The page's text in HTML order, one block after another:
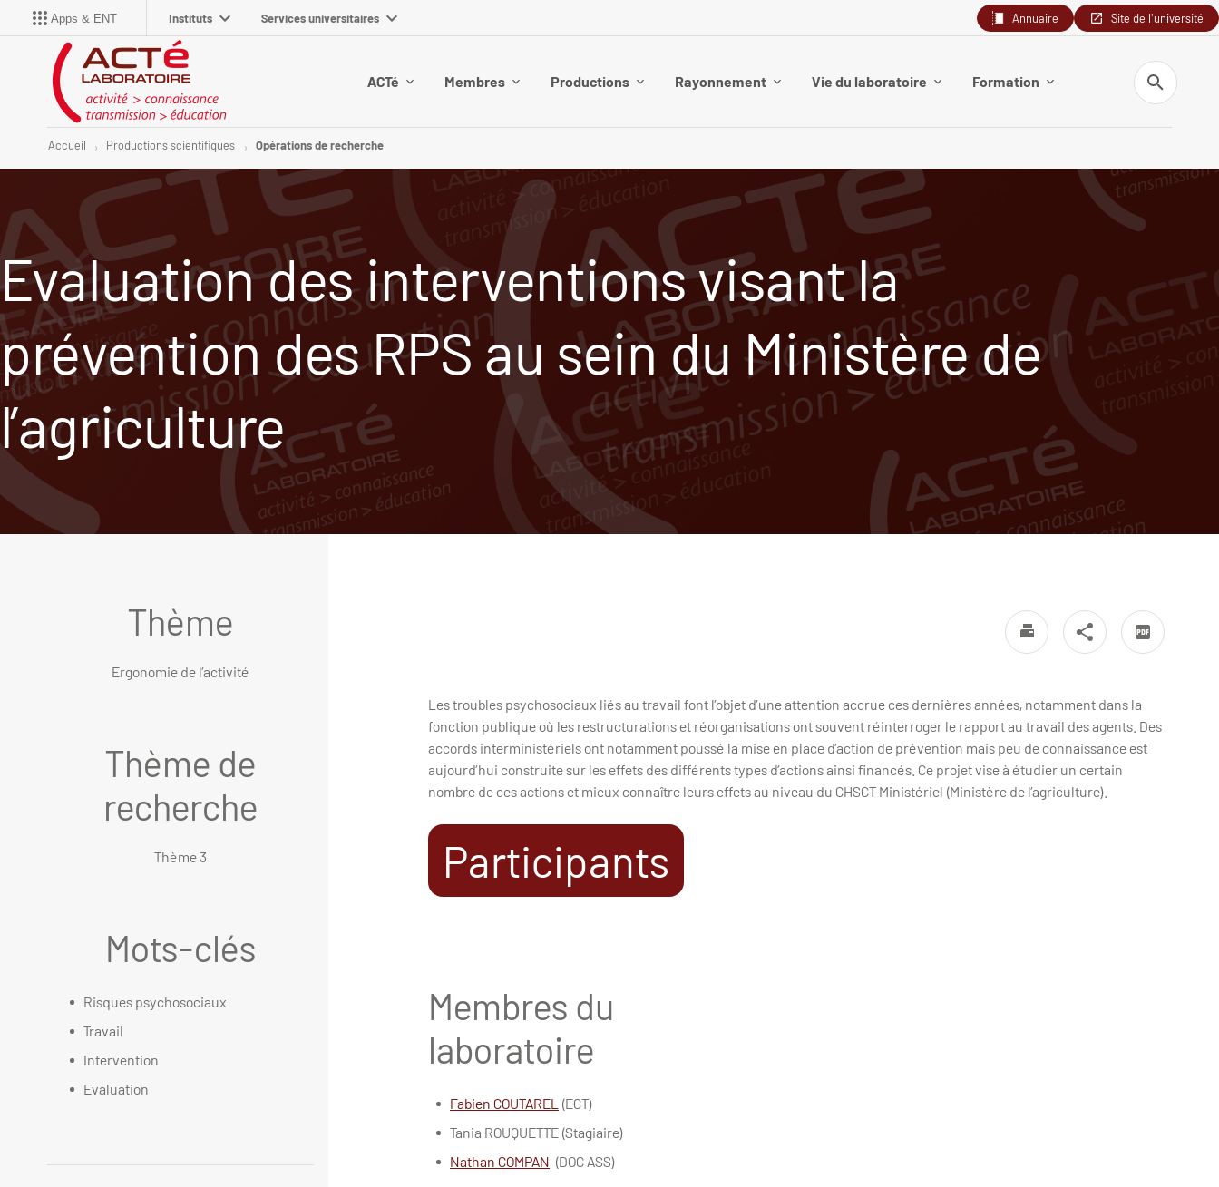
Apps & ENT Instituts Services universitaires Annuaire Site de l'université
ACTé Membres Productions Rayonnement Vie du laboratoire Formation
Recherche
Accueil Productions scientifiques Opérations de recherche
Evaluation des interventions visant la
prévention des RPS au sein du Ministère de
l’agriculture
Les troubles psychosociaux liés au travail font l’objet d’une attention accrue ces dernières années, notamment dans la
fonction publique où les restructurations et réorganisations ont souvent réinterroger le rapport au travail des agents. Des
accords interministériels ont notamment poussé la mise en place d’action de prévention mais peu de connaissance est
aujourd’hui construite sur les effets des différents types d’actions ainsi financés. Ce projet vise à étudier un certain
nombre de ces actions et mieux connaître leurs effets au niveau du CHSCT Ministériel (Ministère de l’agriculture).
Participants
Membres du
laboratoire
Fabien COUTAREL (ECT)
Tania ROUQUETTE (Stagiaire)
Nathan COMPAN (DOC ASS)
Thème
Ergonomie de l’activité
Thème de
recherche
Thème 3
Mots-clés
Risques psychosociaux
Travail
Intervention
Evaluation